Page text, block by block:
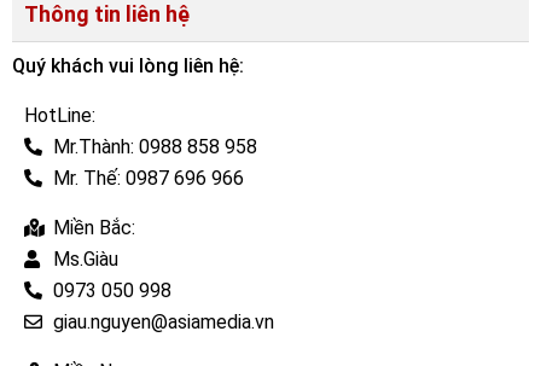
Thông tin liên hệ
Quý khách vui lòng liên hệ:
HotLine:
Mr.Thành: 0988 858 958
Mr. Thế: 0987 696 966
Miền Bắc:
Ms.Giàu
0973 050 998
giau.nguyen@asiamedia.vn